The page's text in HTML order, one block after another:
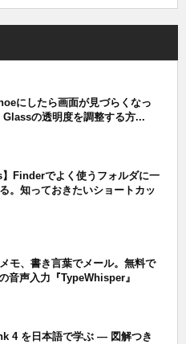
にしたら画面が見づらくなっ
の透明度を調整する方...
】Finderでよく使うフォルダに一
。知っておきたいショートカッ
モ、書き言葉でメール。無料で
音声入力『TypeWhisper』
4 を日本語で学ぶ — 図解つき